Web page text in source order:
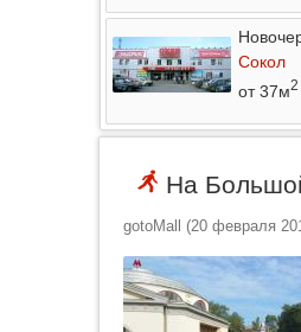
Сокол
от 37м2
На
gotoMall (20 февраля